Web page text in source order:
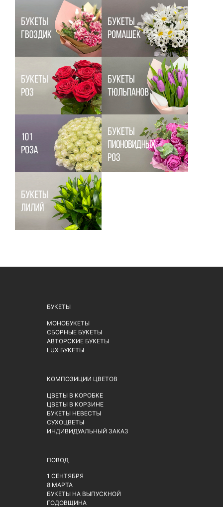
БУКЕТЫ
МОНОБУКЕТЫ
СБОРНЫЕ БУКЕТЫ
АВТОРСКИЕ БУКЕТЫ
LUX БУКЕТЫ
КОМПОЗИЦИИ ЦВЕТОВ
ЦВЕТЫ В КОРОБКЕ
ЦВЕТЫ В КОРЗИНЕ
БУКЕТЫ НЕВЕСТЫ
СУХОЦВЕТЫ
ИНДИВИДУАЛЬНЫЙ ЗАКАЗ
ПОВОД
1 СЕНТЯБРЯ
8 МАРТА
БУКЕТЫ НА ВЫПУСКНОЙ
ГОДОВЩИНА